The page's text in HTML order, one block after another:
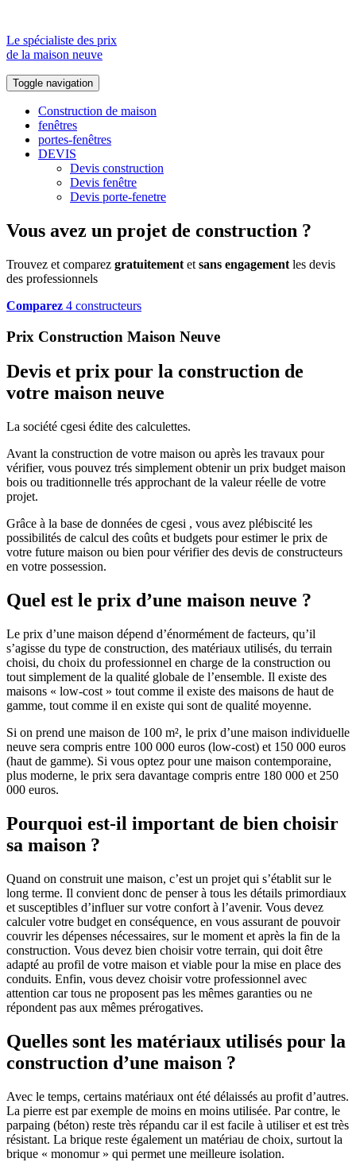
Le spécialiste des prix
de la maison neuve
Toggle navigation
Construction de maison
fenêtres
portes-fenêtres
DEVIS
Devis construction
Devis fenêtre
Devis porte-fenetre
Vous avez un projet de construction ?
Trouvez et comparez gratuitement et sans engagement les devis
des professionnels
Comparez 4 constructeurs
Prix Construction Maison Neuve
Devis et prix pour la construction de
votre maison neuve
La société cgesi édite des calculettes.
Avant la construction de votre maison ou après les travaux pour
vérifier, vous pouvez trés simplement obtenir un prix budget maison
bois ou traditionnelle trés approchant de la valeur réelle de votre
projet.
Grâce à la base de données de cgesi , vous avez plébiscité les
possibilités de calcul des coûts et budgets pour estimer le prix de
votre future maison ou bien pour vérifier des devis de constructeurs
en votre possession.
Quel est le prix d’une maison neuve ?
Le prix d’une maison dépend d’énormément de facteurs, qu’il
s’agisse du type de construction, des matériaux utilisés, du terrain
choisi, du choix du professionnel en charge de la construction ou
tout simplement de la qualité globale de l’ensemble. Il existe des
maisons « low-cost » tout comme il existe des maisons de haut de
gamme, tout comme il en existe qui sont de qualité moyenne.
Si on prend une maison de 100 m², le prix d’une maison individuelle
neuve sera compris entre 100 000 euros (low-cost) et 150 000 euros
(haut de gamme). Si vous optez pour une maison contemporaine,
plus moderne, le prix sera davantage compris entre 180 000 et 250
000 euros.
Pourquoi est-il important de bien choisir
sa maison ?
Quand on construit une maison, c’est un projet qui s’établit sur le
long terme. Il convient donc de penser à tous les détails primordiaux
et susceptibles d’influer sur votre confort à l’avenir. Vous devez
calculer votre budget en conséquence, en vous assurant de pouvoir
couvrir les dépenses nécessaires, sur le moment et après la fin de la
construction. Vous devez bien choisir votre terrain, qui doit être
adapté au profil de votre maison et viable pour la mise en place des
conduits. Enfin, vous devez choisir votre professionnel avec
attention car tous ne proposent pas les mêmes garanties ou ne
répondent pas aux mêmes prérogatives.
Quelles sont les matériaux utilisés pour la
construction d’une maison ?
Avec le temps, certains matériaux ont été délaissés au profit d’autres.
La pierre est par exemple de moins en moins utilisée. Par contre, le
parpaing (béton) reste très répandu car il est facile à utiliser et est très
résistant. La brique reste également un matériau de choix, surtout la
brique « monomur » qui permet une meilleure isolation.